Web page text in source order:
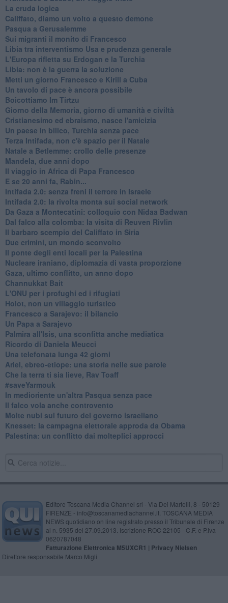
La cruda logica
Califfato, diamo un volto a questo demone
Pasqua a Gerusalemme
Sui migranti il monito di Francesco
Libia tra interventismo Usa e prudenza generale
L'Europa rifletta su Erdogan e la Turchia
Libia: non è la guerra la soluzione
Metti un giorno Francesco e Kirill a Cuba
Un tavolo di pace è ancora possibile
Boicottiamo Im Tirtzu
Giorno della Memoria, giorno di umanità e civiltà
Cristianesimo ed ebraismo, nasce l'amicizia
Un paese in bilico, Turchia senza pace
Terza Intifada, non c'è spazio per il Natale
Natale a Betlemme: crollo delle presenze
Mandela, due anni dopo
Il viaggio in Africa di Papa Francesco
E se 20 anni fa, Rabin...
Intifada 2.0: senza freni il terrore in Israele
Intifada 2.0: la rivolta monta sui social network
Da Gaza a Montecatini: colloquio con Nidaa Badwan
Dal falco alla colomba: la visita di Reuven Rivlin
Il barbaro scempio del Califfato in Siria
Due crimini, un mondo sconvolto
Il ponte degli enti locali per la Palestina
Nucleare iraniano, diplomazia di vasta proporzione
Gaza, ultimo conflitto, un anno dopo
Channukkat Bait
L'ONU per i profughi ed i rifugiati
Holot, non un villaggio turistico
Francesco a Sarajevo: il bilancio
Un Papa a Sarajevo
Palmira all'Isis, una sconfitta anche mediatica
Ricordo di Daniela Meucci
​Una telefonata lunga 42 giorni
​Ariel, ebreo-etiope: una storia nelle sue parole
Che la terra ti sia lieve, Rav Toaff
​#saveYarmouk
​In medioriente un'altra Pasqua senza pace
​Il falco vola anche controvento
Molte nubi sul futuro del governo israeliano
Knesset: la campagna elettorale approda da Obama
Palestina: un conflitto dai molteplici approcci
Editore Toscana Media Channel srl - Via Dei Martelli, 8 - 50129
FIRENZE - info@toscanamediachannel.it. TOSCANA MEDIA
NEWS quotidiano on line registrato presso il Tribunale di Firenze
al n. 5935 del 27.09.2013. Iscrizione ROC 22105 - C.F. e P.Iva
0620787048
Fatturazione Elettronica M5UXCR1 | Privacy Nielsen
Direttore responsabile Marco Migli